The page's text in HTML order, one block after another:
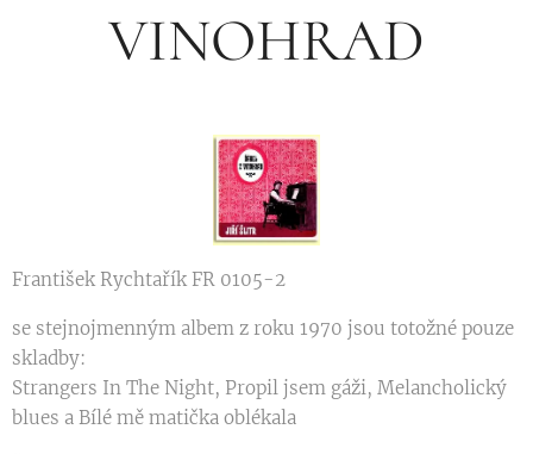
VINOHRAD
František Rychtařík FR 0105-2
se stejnojmenným albem z roku 1970 jsou totožné pouze
skladby:
Strangers In The Night, Propil jsem gáži, Melancholický
blues a Bílé mě matička oblékala